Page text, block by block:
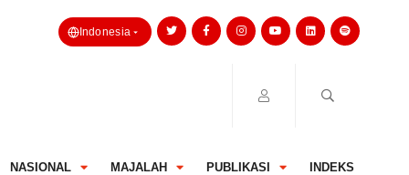
Indonesia
NASIONAL MAJALAH PUBLIKASI INDEKS